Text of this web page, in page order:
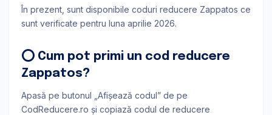
În prezent, sunt disponibile coduri reducere Zappatos ce
sunt verificate pentru luna aprilie 2026.
⭕ Cum pot primi un cod reducere
Zappatos?
Apasă pe butonul „Afișează codul” de pe
CodReducere.ro și copiază codul de reducere